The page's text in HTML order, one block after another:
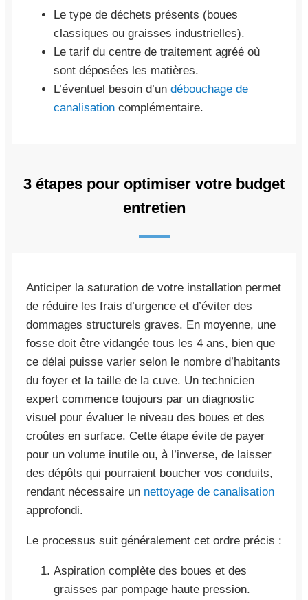
Le type de déchets présents (boues
classiques ou graisses industrielles).
Le tarif du centre de traitement agréé où
sont déposées les matières.
L’éventuel besoin d’un débouchage de
canalisation complémentaire.
3 étapes pour optimiser votre budget
entretien
Anticiper la saturation de votre installation permet
de réduire les frais d’urgence et d’éviter des
dommages structurels graves. En moyenne, une
fosse doit être vidangée tous les 4 ans, bien que
ce délai puisse varier selon le nombre d’habitants
du foyer et la taille de la cuve. Un technicien
expert commence toujours par un diagnostic
visuel pour évaluer le niveau des boues et des
croûtes en surface. Cette étape évite de payer
pour un volume inutile ou, à l’inverse, de laisser
des dépôts qui pourraient boucher vos conduits,
rendant nécessaire un nettoyage de canalisation
approfondi.
Le processus suit généralement cet ordre précis :
Aspiration complète des boues et des
graisses par pompage haute pression.